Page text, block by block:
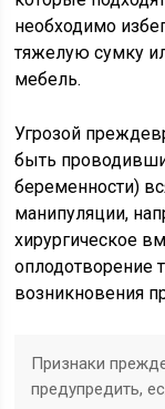
необходимо
тяжелую сумку
мебель.
Угрозой
быть
беременности)
манипуляции,
хирургическое
оплодотворение
возникновения
Признаки
предупредить,